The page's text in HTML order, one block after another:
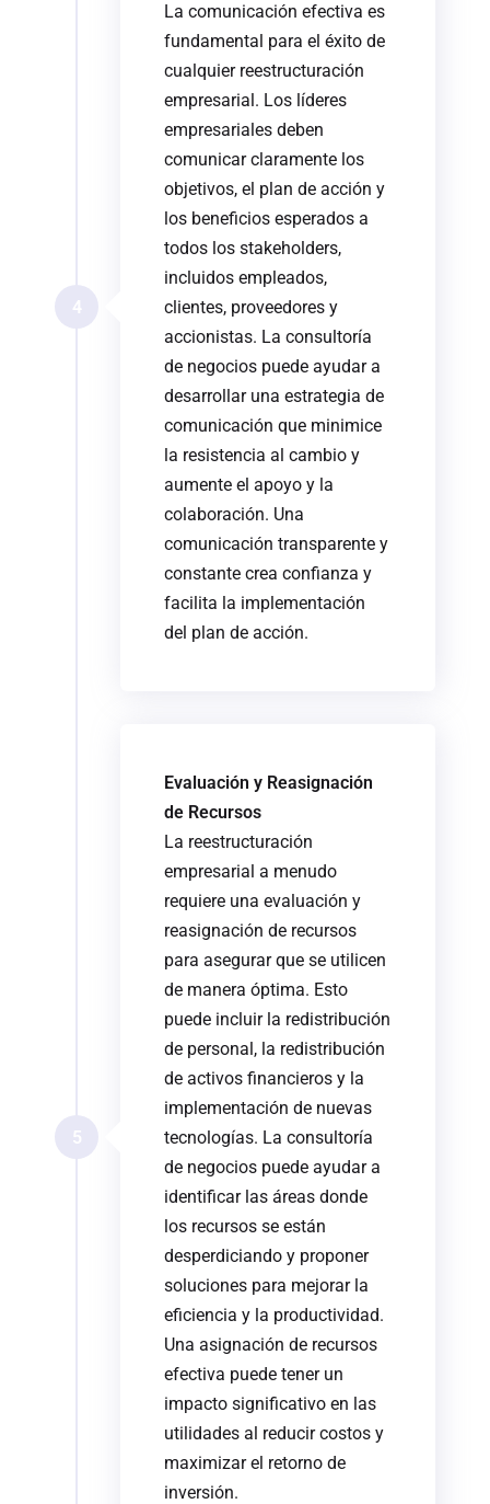
La comunicación efectiva es
fundamental para el éxito de
cualquier reestructuración
empresarial. Los líderes
empresariales deben
comunicar claramente los
objetivos, el plan de acción y
los beneficios esperados a
todos los stakeholders,
incluidos empleados,
clientes, proveedores y
accionistas. La consultoría
de negocios puede ayudar a
desarrollar una estrategia de
comunicación que minimice
la resistencia al cambio y
aumente el apoyo y la
colaboración. Una
comunicación transparente y
constante crea confianza y
facilita la implementación
del plan de acción.
Evaluación y Reasignación
de Recursos
La reestructuración
empresarial a menudo
requiere una evaluación y
reasignación de recursos
para asegurar que se utilicen
de manera óptima. Esto
puede incluir la redistribución
de personal, la redistribución
de activos financieros y la
implementación de nuevas
tecnologías. La consultoría
de negocios puede ayudar a
identificar las áreas donde
los recursos se están
desperdiciando y proponer
soluciones para mejorar la
eficiencia y la productividad.
Una asignación de recursos
efectiva puede tener un
impacto significativo en las
utilidades al reducir costos y
maximizar el retorno de
inversión.